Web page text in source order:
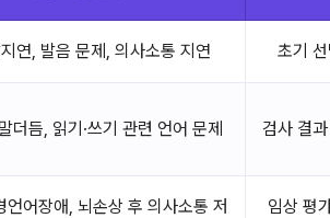
연, 발음 문제, 의사소통 지연 초기
더듬, 읽기·쓰기 관련 언어 문제 검사 결
언어장애, 뇌손상 후 의사소통 저
임상 평